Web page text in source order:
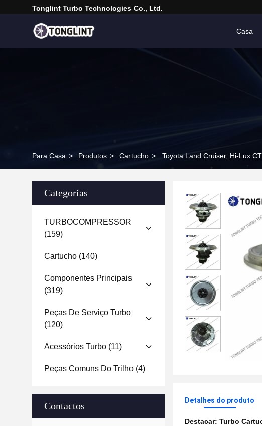
Tonglint Turbo Technologies Co., Ltd.
Casa
Para Casa > Produtos > Cartucho > Toyota Land Cruiser, Hi-Lux
Categorias
TURBOCOMPRESSOR
(159)
Cartucho (140)
Componentes Principais
(319)
Peças De Serviço Turbo
(120)
Acessórios Turbo (11)
Peças Comuns Do Trilho (4)
Contactos Detalhes do produto
Destacar: Turbo